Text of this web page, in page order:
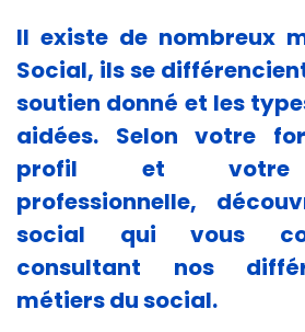
Il existe de nombreux
Social, ils se
soutien donné et les
aidées. Selon votre
profil et votre
professionnelle,
social qui vous
consultant nos
métiers du social.
possible lors
de votre
visite. Si vous
refusez ces
cookies,
certaines
fonctionnalités
disparaîtront
du site Web.
Marketing
En partageant